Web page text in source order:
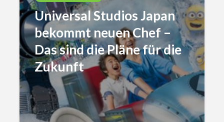
Universal Studios Japan
bekommt neuen Chef –
Das sind die Pläne für die
Zukunft